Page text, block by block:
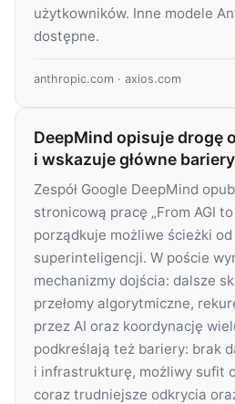
użytkowników. Inne modele
dostępne.
anthropic.com · axios.com
DeepMind opisuje drogę
i wskazuje główne bariery
Zespół Google DeepMind
stronicową pracę „From AGI to
porządkuje możliwe ścieżki od
superinteligencji. W poście
mechanizmy dojścia: dalsze
przełomy algorytmiczne,
przez AI oraz koordynację
podkreślają też bariery: brak
i infrastrukturę, możliwy sufit
coraz trudniejsze odkrycia